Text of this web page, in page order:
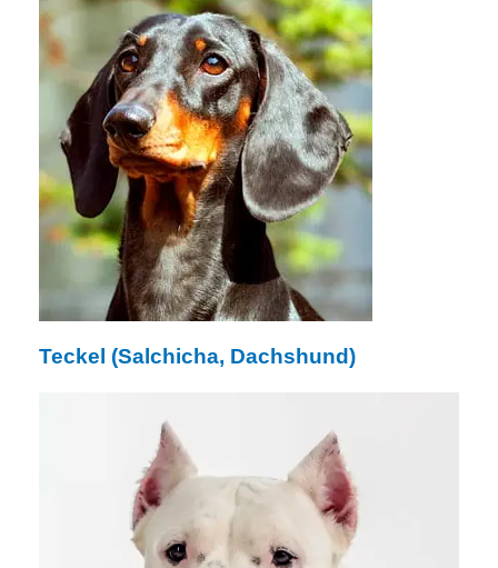
Teckel (Salchicha, Dachshund)